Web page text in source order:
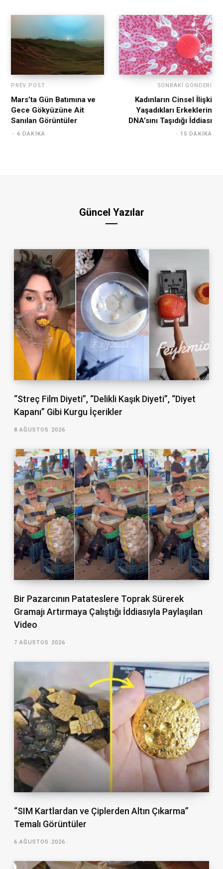
PREV POST
Mars’ta Gün Batımına ve
Gece Gökyüzüne Ait
Sanılan Görüntüler
6 DAKIKA
SONRAKI GÖNDERI
Kadınların Cinsel İlişki
Yaşadıkları Erkeklerin
DNA’sını Taşıdığı İddiası
15 DAKIKA
Güncel Yazılar
“Streç Film Diyeti”, “Delikli Kaşık Diyeti”, “Diyet
Kapanı” Gibi Kurgu İçerikler
8 AĞUSTOS 2026
Bir Pazarcının Patateslere Toprak Sürerek
Gramajı Artırmaya Çalıştığı İddiasıyla Paylaşılan
Video
7 AĞUSTOS 2026
“SIM Kartlardan ve Çiplerden Altın Çıkarma”
Temalı Görüntüler
6 AĞUSTOS 2026